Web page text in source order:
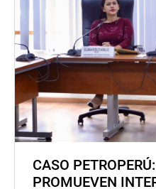
CASO
PROMUEVEN